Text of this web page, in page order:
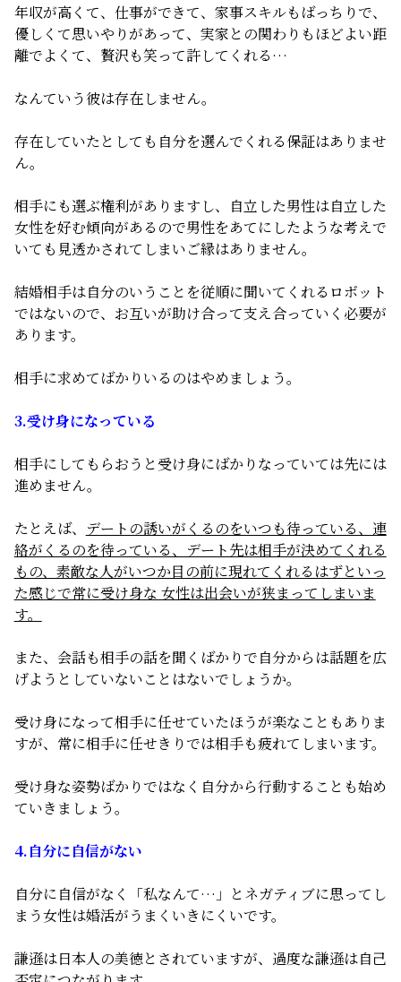
年収が高くて、仕事ができて、家事スキルもばっちりで、
優しくて思いやりがあって、実家との関わりもほどよい距
離でよくて、贅沢も笑って許してくれる…
なんていう彼は存在しません。
存在していたとしても自分を選んでくれる保証はありませ
ん。
相手にも選ぶ権利がありますし、自立した男性は自立した
女性を好む傾向があるので男性をあてにしたような考えで
いても見透かされてしまいご縁はありません。
結婚相手は自分のいうことを従順に聞いてくれるロボット
ではないので、お互いが助け合って支え合っていく必要が
あります。
相手に求めてばかりいるのはやめましょう。
3.受け身になっている
相手にしてもらおうと受け身にばかりなっていては先には
進めません。
たとえば、 デートの誘いがくるのをいつも待っている、連
絡がくるのを待っている、デート先は相手が決めてくれる
もの、素敵な人がいつか目の前に現れてくれるはずといっ
た感じで常に受け身な 女性は出会いが狭まってしまいま
す。
また、会話も相手の話を聞くばかりで自分からは話題を広
げようとしていないことはないでしょうか。
受け身になって相手に任せていたほうが楽なこともありま
すが、常に相手に任せきりでは相手も疲れてしまいます。
受け身な姿勢ばかりではなく自分から行動することも始め
ていきましょう。
4.自分に自信がない
自分に自信がなく「私なんて…」とネガティブに思ってし
まう女性は婚活がうまくいきにくいです。
謙遜は日本人の美徳とされていますが、過度な謙遜は自己